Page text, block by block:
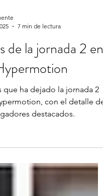
7 min de lectura
de la jornada 2 en
que ha dejado la jornada 2
destacados.